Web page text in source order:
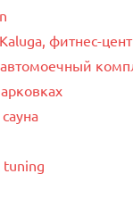
фитнес-
автомоечный
tuning